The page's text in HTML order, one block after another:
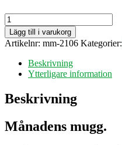
Månadens
Mugg
-
Juni
2021
mängd
Lägg till i varukorg
Artikelnr: mm-2106 Kategorier:
Beskrivning
Ytterligare information
Beskrivning
Månadens mugg.